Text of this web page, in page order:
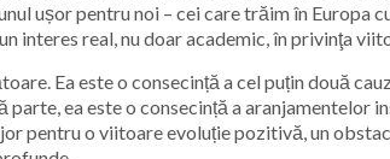
ușor pentru noi – cei care trăim în
interes real, nu doar academic, în privinţa
Ea este o consecință a cel puțin două
parte, ea este o consecință a
pentru o viitoare evoluție pozitivă, un